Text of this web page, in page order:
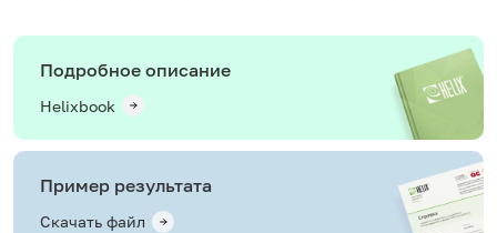
Подробное описание
Helixbook
Пример результата
Скачать файл